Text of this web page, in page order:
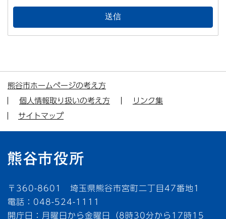
熊谷市ホームページの考え方
個人情報取り扱いの考え方
リンク集
サイトマップ
〒360-8601 埼玉県熊谷市宮町二丁目47番地1
電話：048-524-1111
開庁日：月曜日から金曜日（8時30分から17時15